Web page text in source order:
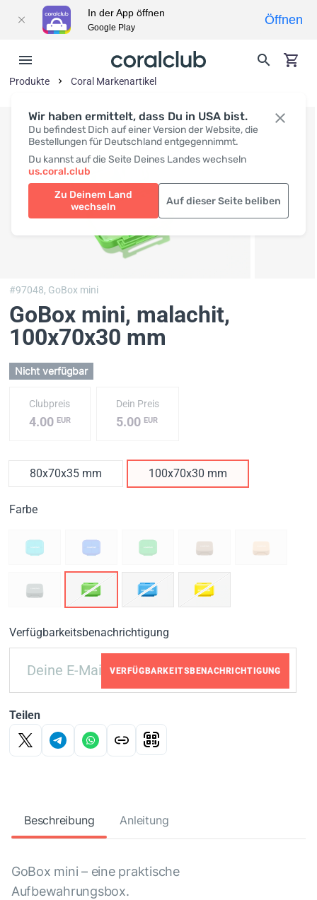
Wir haben ermittelt, dass Du in USA bist.
Du befindest Dich auf einer Version der Website, die
Bestellungen für Deutschland entgegennimmt.
Du kannst auf die Seite Deines Landes wechseln
us.coral.club
Zu Deinem Land
wechseln
Auf dieser Seite beliben
Produkte Coral Markenartikel
#97048, GoBox mini
GoBox mini, malachit,
100x70x30 mm
Nicht verfügbar
Clubpreis
4.00 EUR
Dein Preis
5.00EUR
80x70x35 mm 100x70x30 mm
Farbe
Verfügbarkeitsbenachrichtigung
VERFÜGBARKEITSBENACHRICHTIGUNG
Teilen
Beschreibung Anleitung
GoBox mini – eine praktische
Aufbewahrungsbox.
In der App öffnen
Google Play
Öffnen